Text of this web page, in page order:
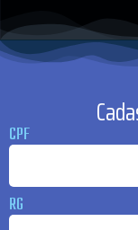
CPF
RG